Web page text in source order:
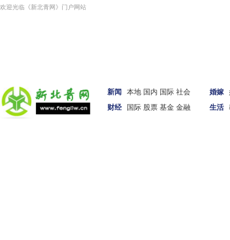
欢迎光临《新北青网》门户网站
新闻 本地 国内 国际 社会
财经
国际 股票 基金 金融
婚嫁
生活